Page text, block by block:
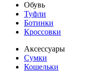
Обувь
Туфли
Ботинки
Кроссовки
Аксессуары
Сумки
Кошельки